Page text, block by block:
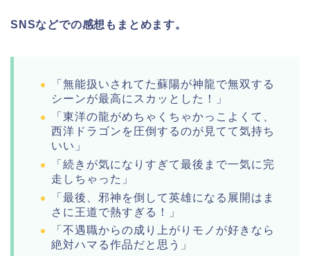
SNSなどでの感想もまとめます。
「無能扱いされてた蘇陽が神龍で無双する
シーンが最高にスカッとした！」
「東洋の龍がめちゃくちゃかっこよくて、
西洋ドラゴンを圧倒するのが見てて気持ち
いい」
「続きが気になりすぎて最後まで一気に完
走しちゃった」
「最後、邪神を倒して英雄になる展開はま
さに王道で熱すぎる！」
「不遇職からの成り上がりモノが好きなら
絶対ハマる作品だと思う」